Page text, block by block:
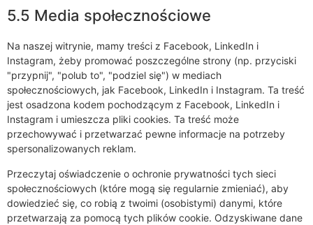
5.5 Media społecznościowe
Na naszej witrynie, mamy treści z Facebook, LinkedIn i
Instagram, żeby promować poszczególne strony (np. przyciski
"przypnij", "polub to", "podziel się") w mediach
społecznościowych, jak Facebook, LinkedIn i Instagram. Ta treść
jest osadzona kodem pochodzącym z Facebook, LinkedIn i
Instagram i umieszcza pliki cookies. Ta treść może
przechowywać i przetwarzać pewne informacje na potrzeby
spersonalizowanych reklam.
Przeczytaj oświadczenie o ochronie prywatności tych sieci
społecznościowych (które mogą się regularnie zmieniać), aby
dowiedzieć się, co robią z twoimi (osobistymi) danymi, które
przetwarzają za pomocą tych plików cookie. Odzyskiwane dane